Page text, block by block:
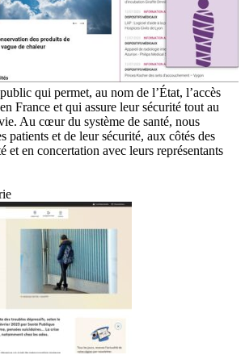
qui permet, au nom de l’État, l’accès
France et qui assure leur sécurité tout au
Au cœur du système de santé, nous
patients et de leur sécurité, aux côtés des
et en concertation avec leurs représentants